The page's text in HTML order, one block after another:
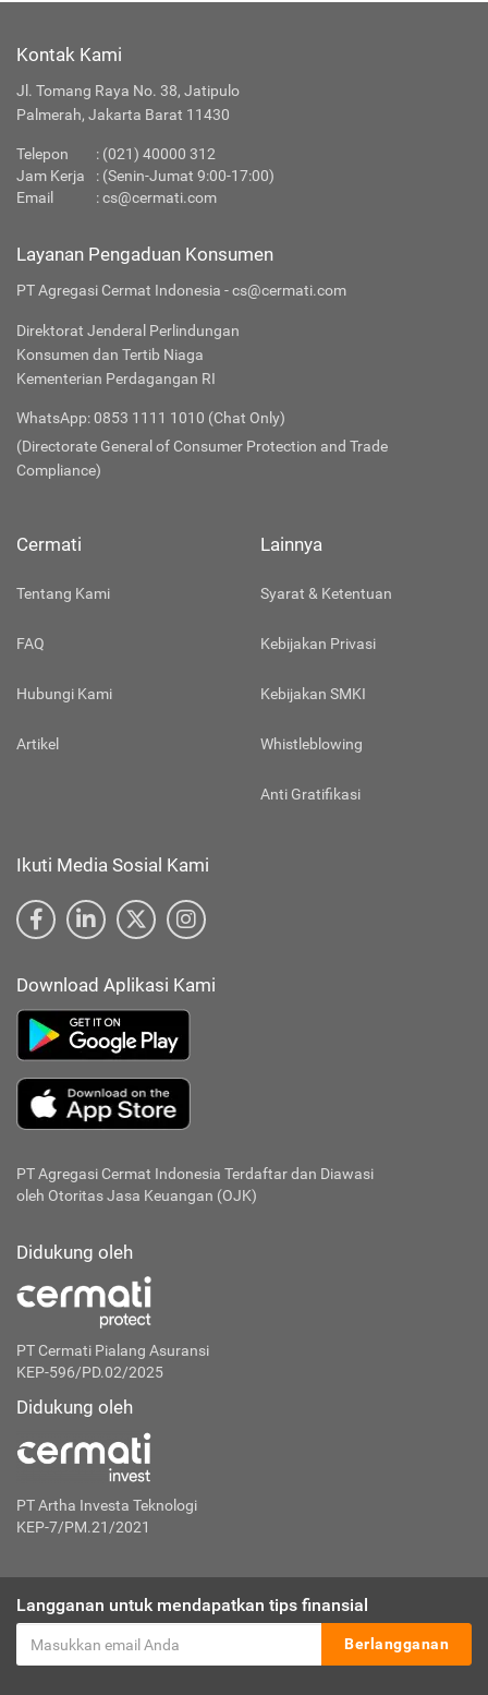
Kontak Kami
Jl. Tomang Raya No. 38, Jatipulo
Palmerah, Jakarta Barat 11430
Telepon : (021) 40000 312
Jam Kerja
: (Senin-Jumat 9:00-17:00)
Email
:cs@cermati.com
Layanan Pengaduan Konsumen
PT Agregasi Cermat Indonesia - cs@cermati.com
Direktorat Jenderal Perlindungan
Konsumen dan Tertib Niaga
Kementerian Perdagangan RI
WhatsApp: 0853 1111 1010 (Chat Only)
(Directorate General of Consumer Protection and Trade
Compliance)
Cermati
Tentang Kami
FAQ
Hubungi Kami
Artikel
Lainnya
Syarat & Ketentuan
Kebijakan Privasi
Kebijakan SMKI
Whistleblowing
Anti Gratifikasi
Ikuti Media Sosial Kami
Download Aplikasi Kami
PT Agregasi Cermat Indonesia Terdaftar dan Diawasi
oleh Otoritas Jasa Keuangan (OJK)
Didukung oleh
PT Cermati Pialang Asuransi
KEP-596/PD.02/2025
Didukung oleh
PT Artha Investa Teknologi
KEP-7/PM.21/2021
Langganan untuk mendapatkan tips finansial
Berlangganan